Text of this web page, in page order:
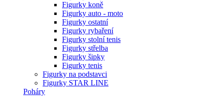
Figurky koně
Figurky auto - moto
Figurky ostatní
Figurky rybaření
Figurky stolní tenis
Figurky střelba
Figurky šipky
Figurky tenis
Figurky na podstavci
Figurky STAR LINE
Poháry